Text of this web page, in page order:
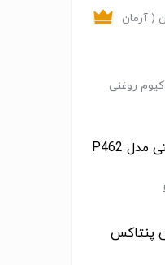
( آرمان
پمپ هیدرولیک دستی مدل P462
پنتاکس